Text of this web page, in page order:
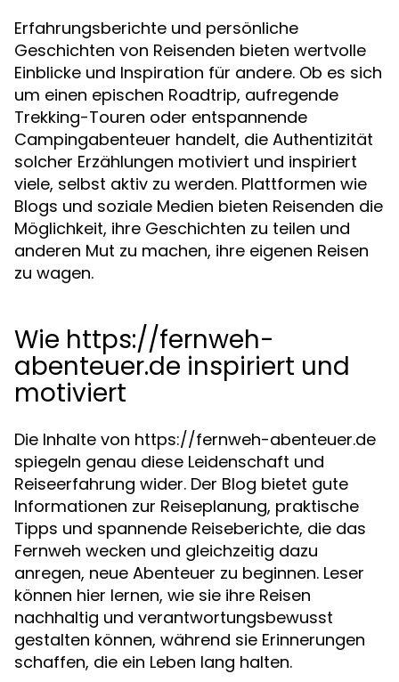
Erfahrungsberichte und persönliche
Geschichten von Reisenden bieten wertvolle
Einblicke und Inspiration für andere. Ob es sich
um einen epischen Roadtrip, aufregende
Trekking-Touren oder entspannende
Campingabenteuer handelt, die Authentizität
solcher Erzählungen motiviert und inspiriert
viele, selbst aktiv zu werden. Plattformen wie
Blogs und soziale Medien bieten Reisenden die
Möglichkeit, ihre Geschichten zu teilen und
anderen Mut zu machen, ihre eigenen Reisen
zu wagen.
Wie https://fernweh-
abenteuer.de inspiriert und
motiviert
Die Inhalte von https://fernweh-abenteuer.de
spiegeln genau diese Leidenschaft und
Reiseerfahrung wider. Der Blog bietet gute
Informationen zur Reiseplanung, praktische
Tipps und spannende Reiseberichte, die das
Fernweh wecken und gleichzeitig dazu
anregen, neue Abenteuer zu beginnen. Leser
können hier lernen, wie sie ihre Reisen
nachhaltig und verantwortungsbewusst
gestalten können, während sie Erinnerungen
schaffen, die ein Leben lang halten.